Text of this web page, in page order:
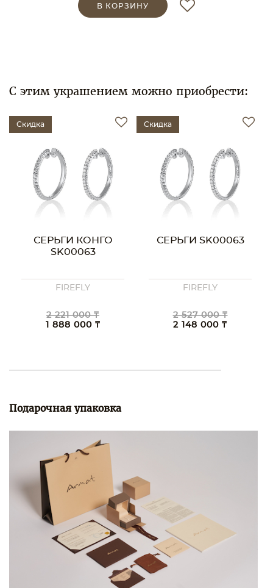
В КОРЗИНУ
С этим украшением можно приобрести:
Скидка
СЕРЬГИ КОНГО
SK00063
FIREFLY
2 221 000 ₸
1 888 000 ₸
Скидка
СЕРЬГИ SK00063
FIREFLY
2 527 000 ₸
2 148 000 ₸
Подарочная упаковка